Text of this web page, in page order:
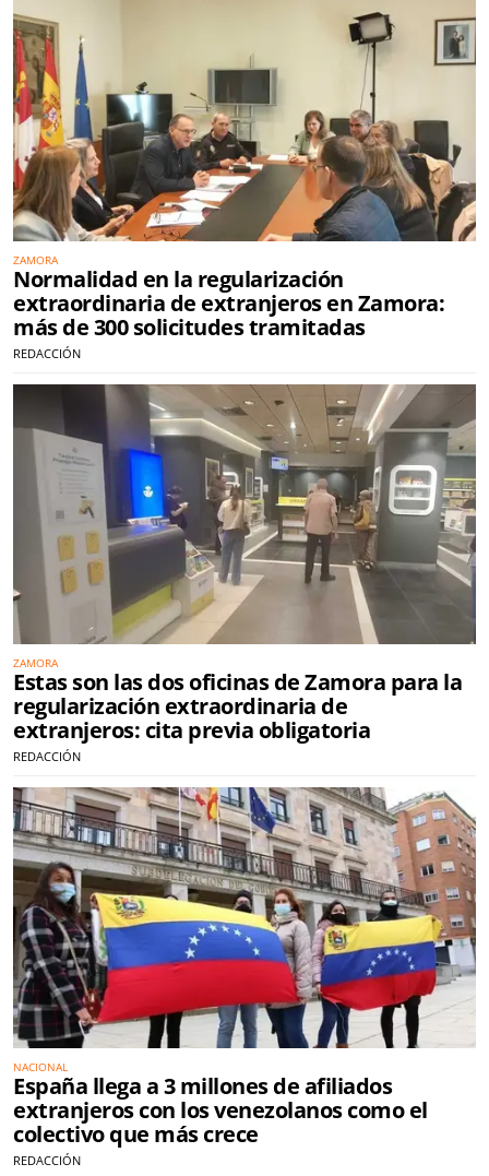
ZAMORA
Normalidad en la regularización
extraordinaria de extranjeros en Zamora:
más de 300 solicitudes tramitadas
REDACCIÓN
ZAMORA
Estas son las dos oficinas de Zamora para la
regularización extraordinaria de
extranjeros: cita previa obligatoria
REDACCIÓN
NACIONAL
España llega a 3 millones de afiliados
extranjeros con los venezolanos como el
colectivo que más crece
REDACCIÓN